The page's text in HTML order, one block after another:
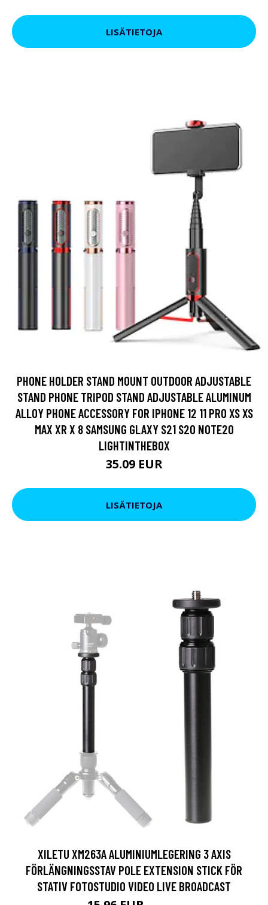
LISÄTIETOJA
PHONE HOLDER STAND MOUNT OUTDOOR ADJUSTABLE
STAND PHONE TRIPOD STAND ADJUSTABLE ALUMINUM
ALLOY PHONE ACCESSORY FOR IPHONE 12 11 PRO XS XS
MAX XR X 8 SAMSUNG GLAXY S21 S20 NOTE20
LIGHTINTHEBOX
35.09 EUR
LISÄTIETOJA
XILETU XM263A ALUMINIUMLEGERING 3 AXIS
FÖRLÄNGNINGSSTAV POLE EXTENSION STICK FÖR
STATIV FOTOSTUDIO VIDEO LIVE BROADCAST